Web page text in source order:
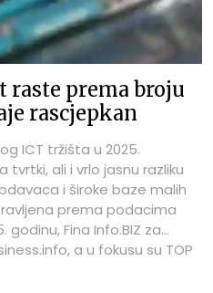
raste prema broju
rascjepkan
ICT tržišta u 2025.
ali i vrlo jasnu razliku
i široke baze malih
prema podacima
godinu, Fina Info.BIZ za
a u fokusu su TOP